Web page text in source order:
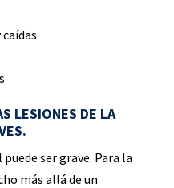
LESIONES DE LA
ser grave. Para la
más allá de un